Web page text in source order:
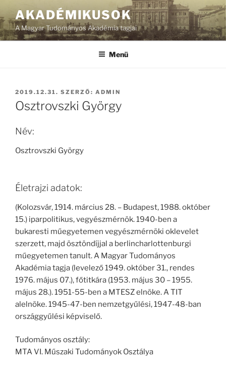
AKADÉMIKUSOK
A Magyar Tudományos Akadémia tagjai
Menü
BEKÜLDVE:
2019.12.31. SZERZŐ: ADMIN
Osztrovszki György
Név:
Osztrovszki György
Életrajzi adatok:
(Kolozsvár, 1914. március 28. – Budapest, 1988. október
15.) iparpolitikus, vegyészmérnök. 1940-ben a
bukaresti műegyetemen vegyészmérnöki oklevelet
szerzett, majd ösztöndíjjal a berlincharlottenburgi
műegyetemen tanult. A Magyar Tudományos
Akadémia tagja (levelező 1949. október 31., rendes
1976. május 07.), főtitkára (1953. május 30 – 1955.
május 28.). 1951-55-ben a MTESZ elnöke. A TIT
alelnöke. 1945-47-ben nemzetgyűlési, 1947-48-ban
országgyűlési képviselő.
Tudományos osztály:
MTA VI. Műszaki Tudományok Osztálya